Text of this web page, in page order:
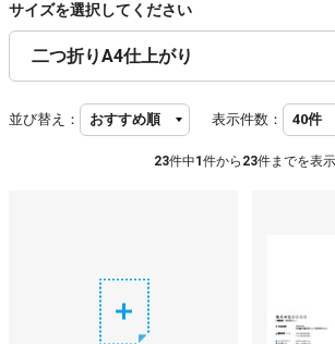
サイズを選択してください
並び替え： 表示件数：
23件中1 件から 23件までを表示